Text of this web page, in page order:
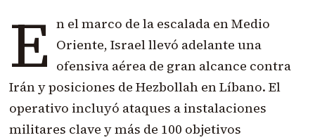
E n el marco de la escalada en Medio
Oriente, Israel llevó adelante una
ofensiva aérea de gran alcance contra
Irán y posiciones de Hezbollah en Líbano. El
operativo incluyó ataques a instalaciones
militares clave y más de 100 objetivos